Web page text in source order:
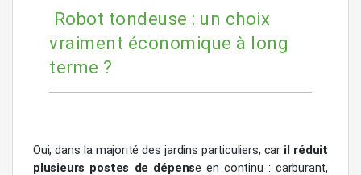
Robot tondeuse : un choix
vraiment économique à long
terme ?
Oui, dans la majorité des jardins particuliers, car il réduit
plusieurs postes de dépense en continu : carburant,